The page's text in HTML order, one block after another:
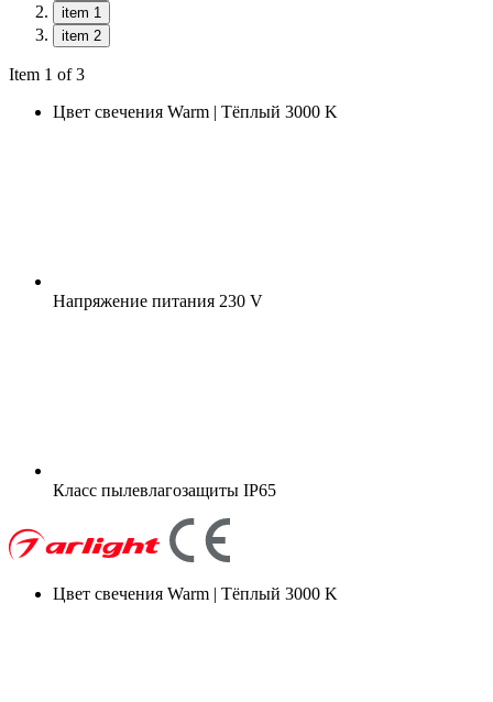
item 1
item 2
Item 1 of 3
Цвет свечения Warm | Тёплый 3000 K
Напряжение питания 230 V
Класс пылевлагозащиты IP65
Цвет свечения Warm | Тёплый 3000 K